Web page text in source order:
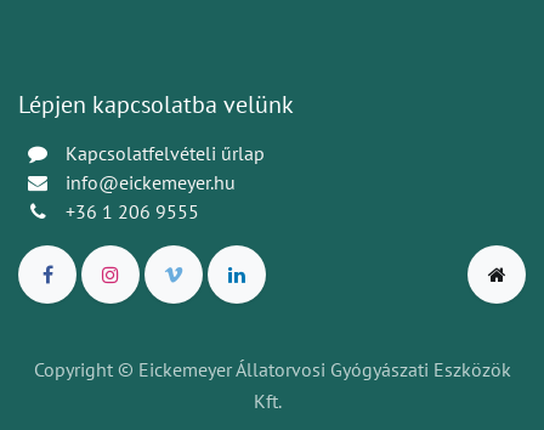
Lépjen kapcsolatba velünk
Kapcsolatfelvételi űrlap
info@eickemeyer.hu
+36 1 206 9555
Copyright © Eickemeyer Állatorvosi Gyógyászati Eszközök
Kft.